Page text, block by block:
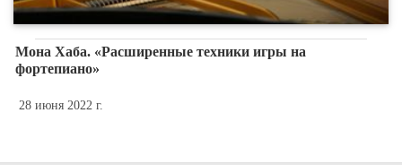
Мона Хаба. «Расширенные техники игры на
фортепиано»
28 июня 2022 г.